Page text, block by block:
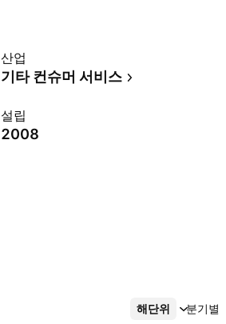
산업
기타 컨슈머 서비스
설립
2008
해단위 분기별
더보기